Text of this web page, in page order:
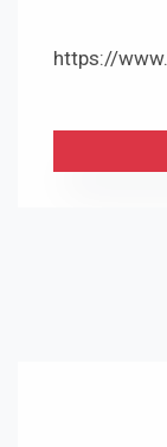
https://